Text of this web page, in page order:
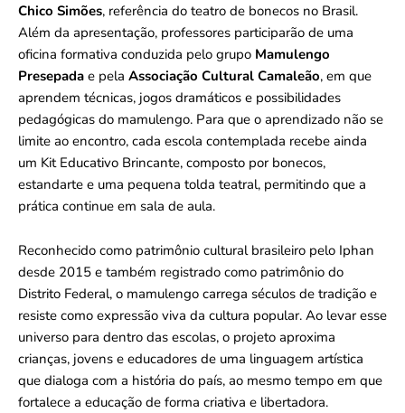
Chico Simões, referência do teatro de bonecos no Brasil.
Além da apresentação, professores participarão de uma
oficina formativa conduzida pelo grupo Mamulengo
Presepada e pela Associação Cultural Camaleão, em que
aprendem técnicas, jogos dramáticos e possibilidades
pedagógicas do mamulengo. Para que o aprendizado não se
limite ao encontro, cada escola contemplada recebe ainda
um Kit Educativo Brincante, composto por bonecos,
estandarte e uma pequena tolda teatral, permitindo que a
prática continue em sala de aula.
Reconhecido como patrimônio cultural brasileiro pelo Iphan
desde 2015 e também registrado como patrimônio do
Distrito Federal, o mamulengo carrega séculos de tradição e
resiste como expressão viva da cultura popular. Ao levar esse
universo para dentro das escolas, o projeto aproxima
crianças, jovens e educadores de uma linguagem artística
que dialoga com a história do país, ao mesmo tempo em que
fortalece a educação de forma criativa e libertadora.